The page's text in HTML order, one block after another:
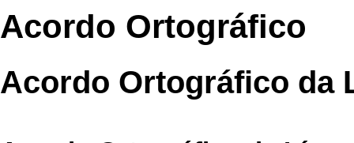
Acordo Ortográfico
Acordo Ortográfico da